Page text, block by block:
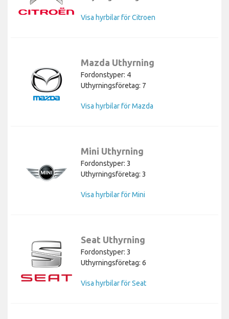
Visa hyrbilar för Citroen
Mazda Uthyrning
Fordonstyper: 4
Uthyrningsföretag: 7
Visa hyrbilar för Mazda
Mini Uthyrning
Fordonstyper: 3
Uthyrningsföretag: 3
Visa hyrbilar för Mini
Seat Uthyrning
Fordonstyper: 3
Uthyrningsföretag: 6
Visa hyrbilar för Seat